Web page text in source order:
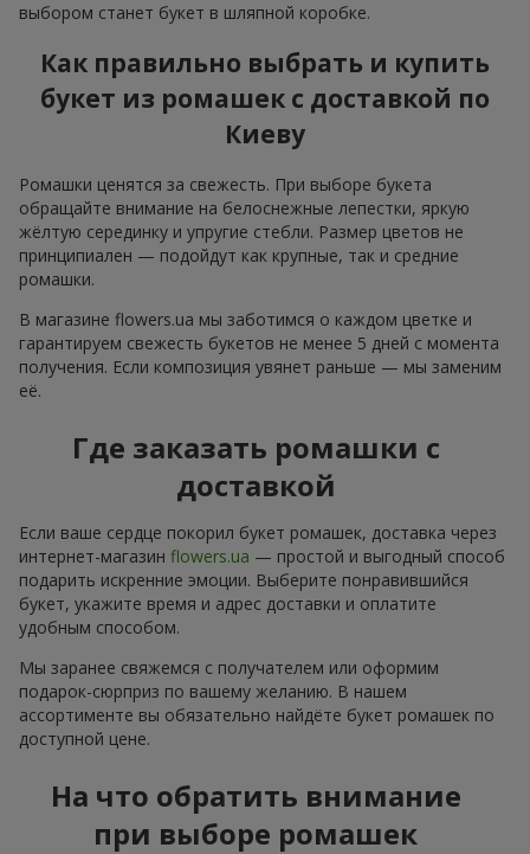
выбором станет букет в шляпной коробке.
Как правильно выбрать и купить
букет из ромашек с доставкой по
Киеву
Ромашки ценятся за свежесть. При выборе букета
обращайте внимание на белоснежные лепестки, яркую
жёлтую серединку и упругие стебли. Размер цветов не
принципиален — подойдут как крупные, так и средние
ромашки.
В магазине flowers.ua мы заботимся о каждом цветке и
гарантируем свежесть букетов не менее 5 дней с момента
получения. Если композиция увянет раньше — мы заменим
её.
Где заказать ромашки с
доставкой
Если ваше сердце покорил букет ромашек, доставка через
интернет-магазин flowers.ua — простой и выгодный способ
подарить искренние эмоции. Выберите понравившийся
букет, укажите время и адрес доставки и оплатите
удобным способом.
Мы заранее свяжемся с получателем или оформим
подарок-сюрприз по вашему желанию. В нашем
ассортименте вы обязательно найдёте букет ромашек по
доступной цене.
На что обратить внимание
при выборе ромашек